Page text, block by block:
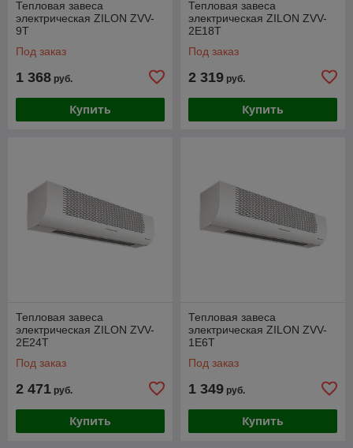
Тепловая завеса
электрическая ZILON ZVV-
9T
Под заказ
1 368 руб.
Купить
Тепловая завеса
электрическая ZILON ZVV-
2E18T
Под заказ
2 319 руб.
Купить
Тепловая завеса
электрическая ZILON ZVV-
2E24T
Под заказ
2 471 руб.
Купить
Тепловая завеса
электрическая ZILON ZVV-
1E6T
Под заказ
1 349 руб.
Купить